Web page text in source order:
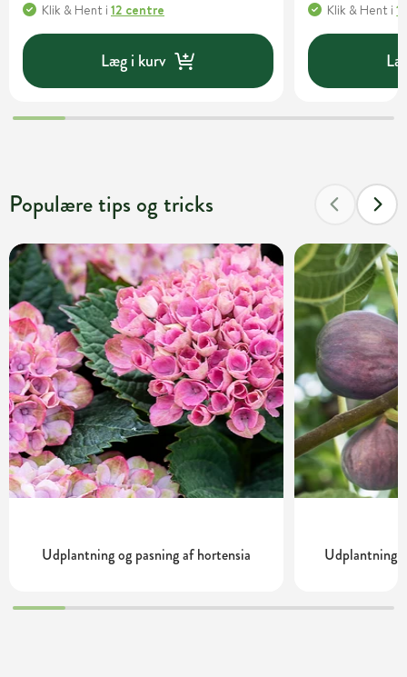
Klik & Hent i 12 centre
Læg i kurv
Klik & Hent i
Populære tips og tricks
Udplantning og pasning af hortensia Udplantning